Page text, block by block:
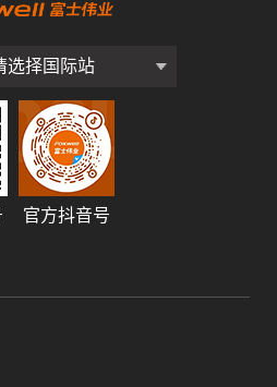
选择国际站
官方抖音号